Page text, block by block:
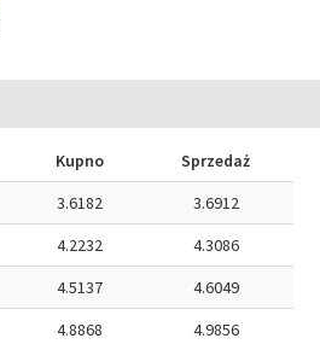
Kupno
Sprzedaż
3.6182
3.6912
4.2232
4.3086
4.5137
4.6049
4.8868 4.9856